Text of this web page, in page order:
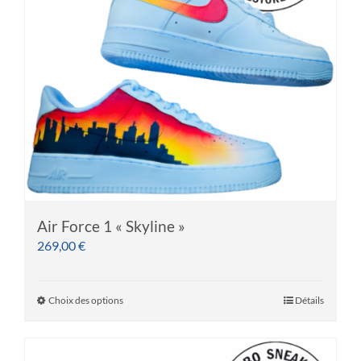
Air Force 1 « Skyline »
269,00€
Choix des optionsCe
Détails